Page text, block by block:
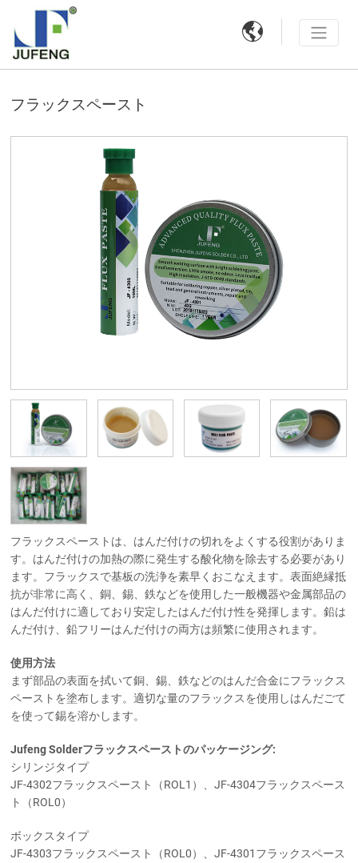

フラックスペースト
フラックスペーストは、はんだ付けの切れをよくする役割がありま
す。はんだ付けの加熱の際に発生する酸化物を除去する必要があり
ます。フラックスで基板の洗浄を素早くおこなえます。表面絶縁抵
抗が非常に高く、銅、錫、鉄などを使用した一般機器や金属部品の
はんだ付けに適しており安定したはんだ付け性を発揮します。鉛は
んだ付け、鉛フリーはんだ付けの両方は頻繁に使用されます。
使用方法
まず部品の表面を拭いて銅、錫、鉄などのはんだ合金にフラックス
ペーストを塗布します。適切な量のフラックスを使用しはんだごて
を使って錫を溶かします。
Jufeng Solderフラックスペーストのパッケージング:
シリンジタイプ
JF-4302フラックスペースト（ROL1）、JF-4304フラックスペース
ト（ROL0）
ボックスタイプ
JF-4303フラックスペースト（ROL0）、JF-4301フラックスペース